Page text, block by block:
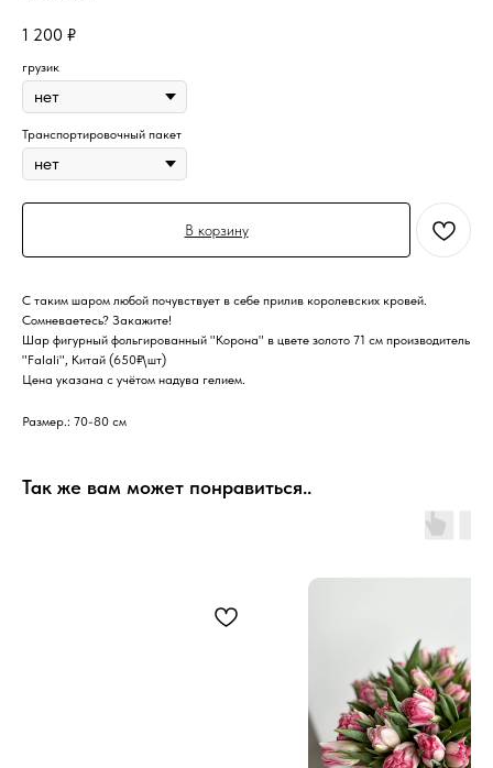
1 200 ₽
грузик
Транспортировочный пакет
В корзину
С таким шаром любой почувствует в себе прилив королевских кровей.
Сомневаетесь? Закажите!
Шар фигурный фольгированный "Корона" в цвете золото 71 см производитель
"Falali", Китай (650₽\шт)
Цена указана с учётом надува гелием.
Размер.: 70-80 см
Так же вам может понравиться..